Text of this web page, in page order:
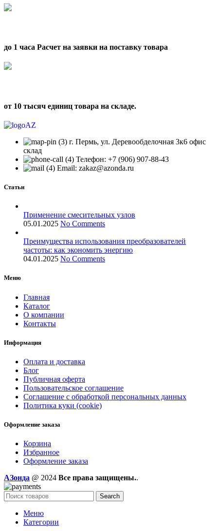
до 1 часа Расчет на заявки на поставку товара
от 10 тысяч единиц товара на складе.
г. Пермь, ул. Деревообделочная 3к6 офис
склад
Телефон: +7 (906) 907-88-43
Email: zakaz@azonda.ru
Статьи
Применение смесительных узлов
05.01.2025 No Comments
Преимущества использования преобразователей
частоты: как экономить энергию
04.01.2025 No Comments
Меню
Главная
Каталог
О компании
Контакты
Информация
Оплата и доставка
Блог
Публичная оферта
Пользовательское соглашение
Соглашение с обработкой персональных данных
Политика куки (cookie)
Оформление заказа
Корзина
Избранное
Оформление заказа
AЗонда @ 2024 Все права защищены..
Search
Меню
Категории